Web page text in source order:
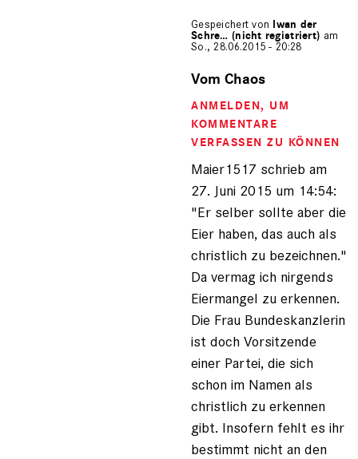
Gespeichert von Iwan der
Schre… (nicht registriert) am
So., 28.06.2015 - 20:28
auf
Maier1517
(nicht
registriert)
Vom Chaos
ANMELDEN, UM
KOMMENTARE
VERFASSEN ZU KÖNNEN
Maier1517 schrieb am
27. Juni 2015 um 14:54:
"Er selber sollte aber die
Eier haben, das auch als
christlich zu bezeichnen."
Da vermag ich nirgends
Eiermangel zu erkennen.
Die Frau Bundeskanzlerin
ist doch Vorsitzende
einer Partei, die sich
schon im Namen als
christlich zu erkennen
gibt. Insofern fehlt es ihr
bestimmt nicht an den